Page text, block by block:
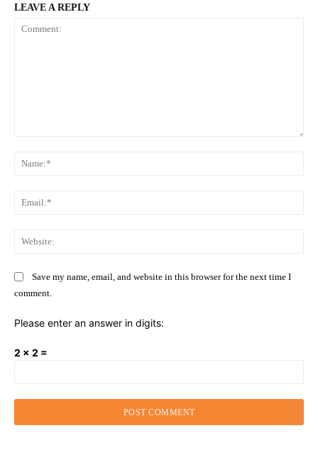
LEAVE A REPLY
Save my name, email, and website in this browser for the next time I
comment.
Please enter an answer in digits:
2 × 2 =